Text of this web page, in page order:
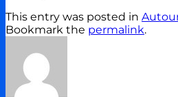
This entry was posted in
Bookmark the permalink.